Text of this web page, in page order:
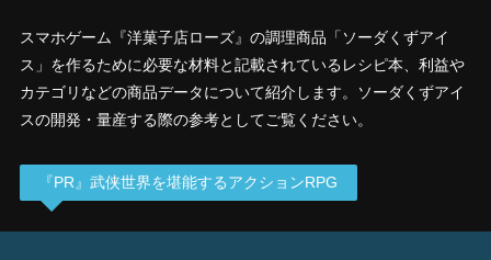
スマホゲーム『洋菓子店ローズ』の調理商品「ソーダくずアイ
ス」を作るために必要な材料と記載されているレシピ本、利益や
カテゴリなどの商品データについて紹介します。ソーダくずアイ
スの開発・量産する際の参考としてご覧ください。
『PR』武侠世界を堪能するアクションRPG